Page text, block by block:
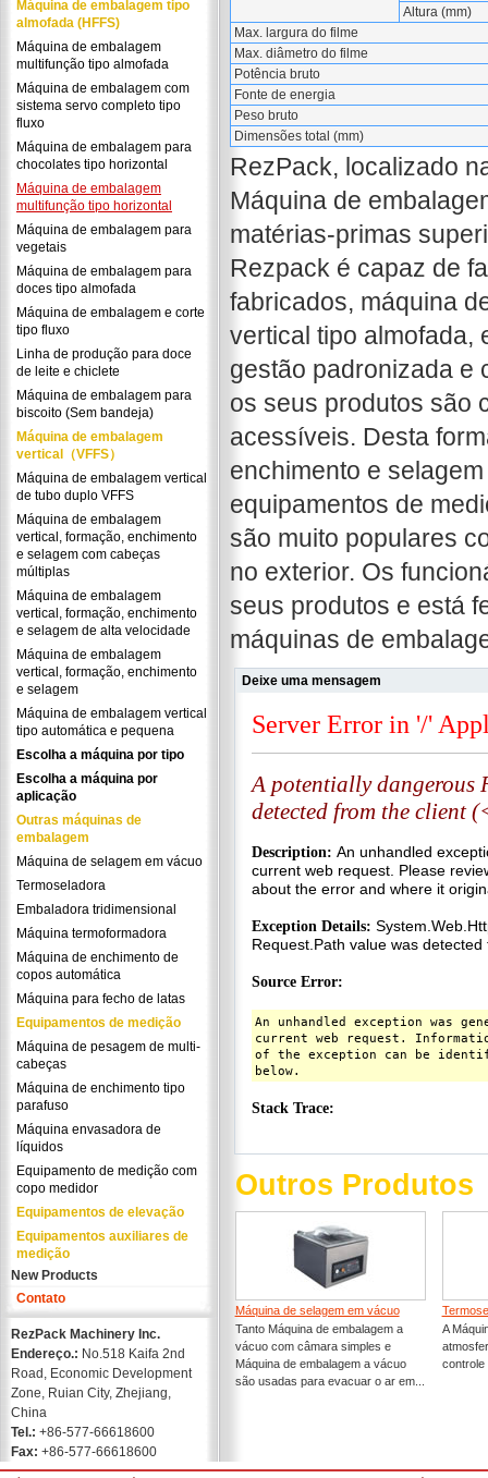
Máquina de embalagem tipo
almofada (HFFS)
Máquina de embalagem
multifunção tipo almofada
Máquina de embalagem com
sistema servo completo tipo
fluxo
Máquina de embalagem para
chocolates tipo horizontal
Máquina de embalagem
multifunção tipo horizontal
Máquina de embalagem para
vegetais
Máquina de embalagem para
doces tipo almofada
Máquina de embalagem e corte
tipo fluxo
Linha de produção para doce
de leite e chiclete
Máquina de embalagem para
biscoito (Sem bandeja)
Máquina de embalagem
vertical（VFFS）
Máquina de embalagem vertical
de tubo duplo VFFS
Máquina de embalagem
vertical, formação, enchimento
e selagem com cabeças
múltiplas
Máquina de embalagem
vertical, formação, enchimento
e selagem de alta velocidade
Máquina de embalagem
vertical, formação, enchimento
e selagem
Máquina de embalagem vertical
tipo automática e pequena
Escolha a máquina por tipo
Escolha a máquina por
aplicação
Outras máquinas de
embalagem
Máquina de selagem em vácuo
Termoseladora
Embaladora tridimensional
Máquina termoformadora
Máquina de enchimento de
copos automática
Máquina para fecho de latas
Equipamentos de medição
Máquina de pesagem de multi-
cabeças
Máquina de enchimento tipo
parafuso
Máquina envasadora de
líquidos
Equipamento de medição com
copo medidor
Equipamentos de elevação
Equipamentos auxiliares de
medição
New Products
Contato
RezPack Machinery Inc.
Endereço.: No.518 Kaifa 2nd
Road, Economic Development
Zone, Ruian City, Zhejiang,
China
Tel.: +86-577-66618600
Fax: +86-577-66618600
Altura (mm)
Max. largura do filme
Max. diâmetro do filme
Potência bruto
Fonte de energia
Peso bruto
Dimensões total (mm)
RezPack, localizado
Máquina de
matérias-primas
Rezpack é capaz de
fabricados, máquina
vertical tipo almofada,
gestão padronizada e
os seus produtos são
acessíveis. Desta
enchimento e
equipamentos de
são muito populares
no exterior. Os
seus produtos e está
máquinas de
Deixe uma mensagem
Outros Produtos
Máquina de selagem em vácuo
Tanto Máquina de embalagem a
vácuo com câmara simples e
Máquina de embalagem a vácuo
são usadas para evacuar o ar em...
A
controle